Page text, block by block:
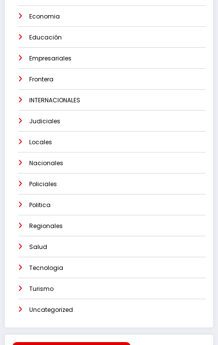
Economia
Educación
Empresariales
Frontera
INTERNACIONALES
Judiciales
Locales
Nacionales
Policiales
Politica
Regionales
Salud
Tecnologia
Turismo
Uncategorized